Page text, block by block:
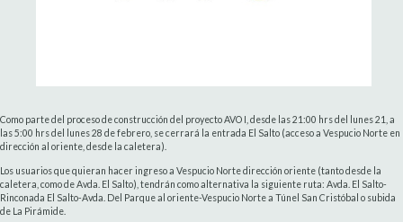
Como parte del proceso de construcción del proyecto AVO I, desde las 21:00 hrs del lunes 21, a
las 5:00 hrs del lunes 28 de febrero, se cerrará la entrada El Salto (acceso a Vespucio Norte en
dirección al oriente, desde la caletera).
Los usuarios que quieran hacer ingreso a Vespucio Norte dirección oriente (tanto desde la
caletera, como de Avda. El Salto), tendrán como alternativa la siguiente ruta: Avda. El Salto-
Rinconada El Salto-Avda. Del Parque al oriente-Vespucio Norte a Túnel San Cristóbal o subida
de La Pirámide.